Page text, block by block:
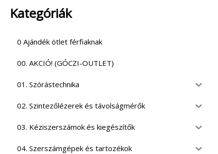
Kategóriák
0 Ajándék ötlet férfiaknak
00. AKCIÓ! (GÓCZI-OUTLET)
01. Szórástechnika
02. Szintezőlézerek és távolságmérők
03. Kéziszerszámok és kiegészítők
04. Szerszámgépek és tartozékok